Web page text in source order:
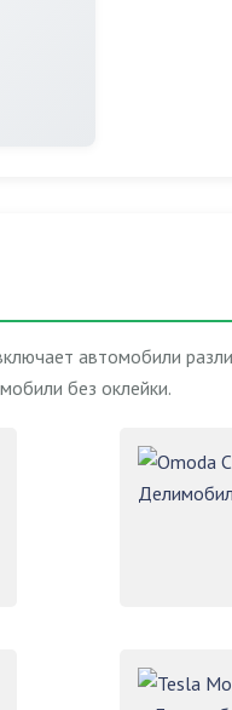
автомобили
без оклейки.